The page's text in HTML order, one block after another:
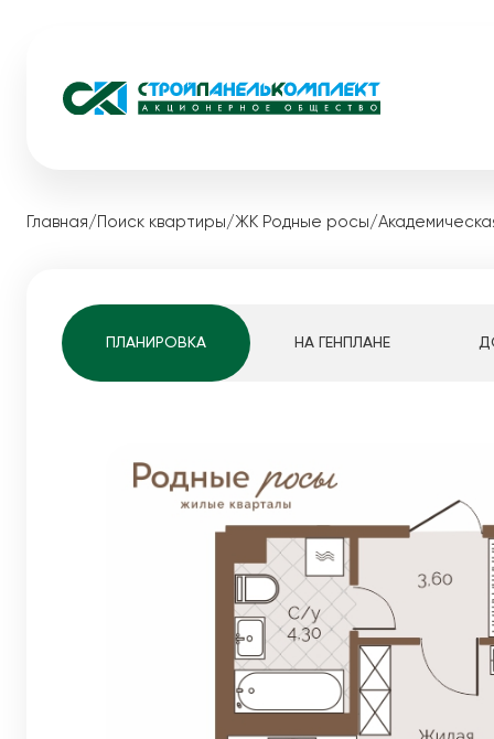
Мотовилихинскай
Pro жизнь
Квартиры
Евро 2-
Евро 3-
Евро 4-
Квартиры в
Квартиры в
Квартиры на
Квартиры в
Главная/ Поиск квартиры/ЖК Родные росы/
ПЛАНИРОВКА НА ГЕНПЛАНЕ